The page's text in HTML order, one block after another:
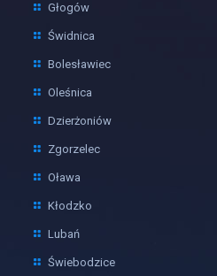
Głogów
Świdnica
Bolesławiec
Oleśnica
Dzierżoniów
Zgorzelec
Oława
Kłodzko
Lubań
Świebodzice